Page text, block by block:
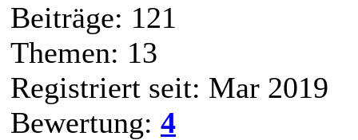
Beiträge: 121
Themen: 13
Registriert seit: Mar 2019
Bewertung: 4